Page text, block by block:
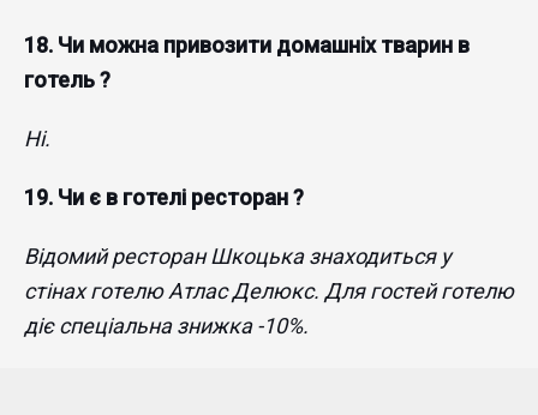
18. Чи можна привозити домашніх тварин в
готель ?
Ні.
19. Чи є в готелі ресторан ?
Відомий ресторан Шкоцька знаходиться у
стінах готелю Атлас Делюкс. Для гостей готелю
діє спеціальна знижка -10%.